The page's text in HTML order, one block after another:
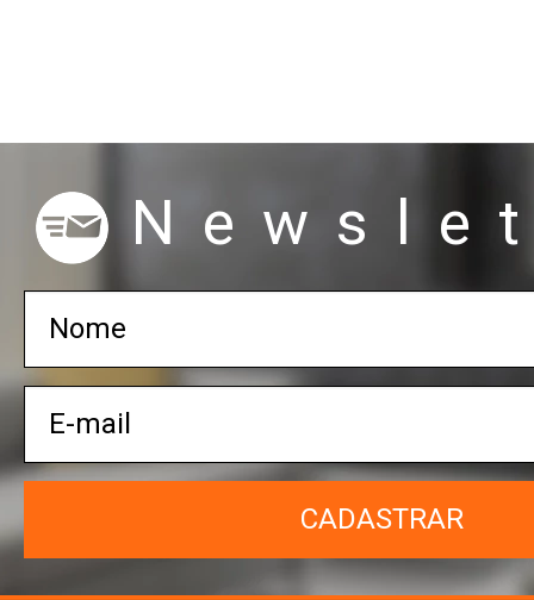
CADASTRAR